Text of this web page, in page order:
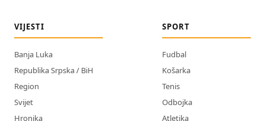
VIJESTI
Banja Luka
Republika Srpska / BiH
Region
Svijet
Hronika
SPORT
Fudbal
Košarka
Tenis
Odbojka
Atletika